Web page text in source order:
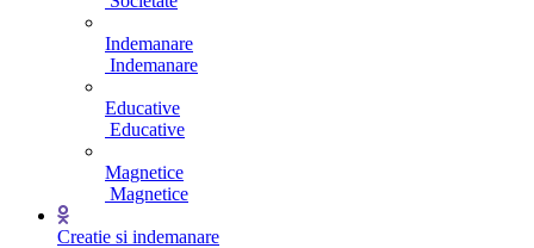
Indemanare
Indemanare
Educative
Educative
Magnetice
Magnetice
Creatie si indemanare